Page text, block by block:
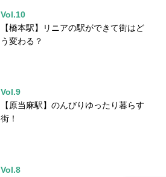
Vol.10
【橋本駅】リニアの駅ができて街はど
う変わる？
Vol.9
【原当麻駅】のんびりゆったり暮らす
街！
Vol.8